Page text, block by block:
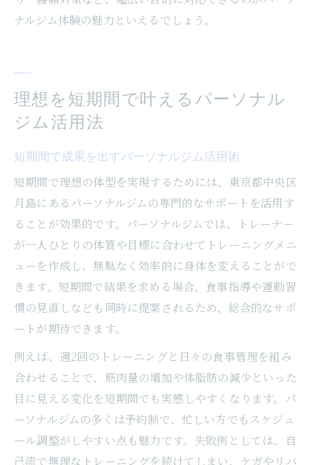
ナルジム体験の魅力といえるでしょう。
理想を短期間で叶えるパーソナル
ジム活用法
短期間で成果を出すパーソナルジム活用術
短期間で理想の体型を実現するためには、東京都中央区
月島にあるパーソナルジムの専門的なサポートを活用す
ることが効果的です。パーソナルジムでは、トレーナー
が一人ひとりの体質や目標に合わせてトレーニングメニ
ューを作成し、無駄なく効率的に身体を変えることがで
きます。短期間で結果を求める場合、食事指導や運動習
慣の見直しなども同時に提案されるため、総合的なサポ
ートが期待できます。
例えば、週2回のトレーニングと日々の食事管理を組み
合わせることで、筋肉量の増加や体脂肪の減少といった
目に見える変化を短期間でも実感しやすくなります。パ
ーソナルジムの多くは予約制で、忙しい方でもスケジュ
ール調整がしやすい点も魅力です。失敗例としては、自
己流で無理なトレーニングを続けてしまい、ケガやリバ